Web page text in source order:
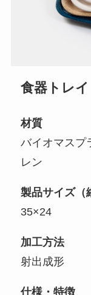
食器トレイ
材質
バイオマスプ
レン
製品サイズ（
35×24
加工方法
射出成形
仕様・特徴